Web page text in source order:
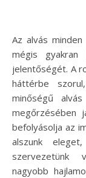
Az alvás minden ember életének elengedhetetlen része,
mégis gyakran
jelentőségét. A
háttérbe
minőségű
megőrzésében
befolyásolja az
alszunk
szervezetünk
nagyobb